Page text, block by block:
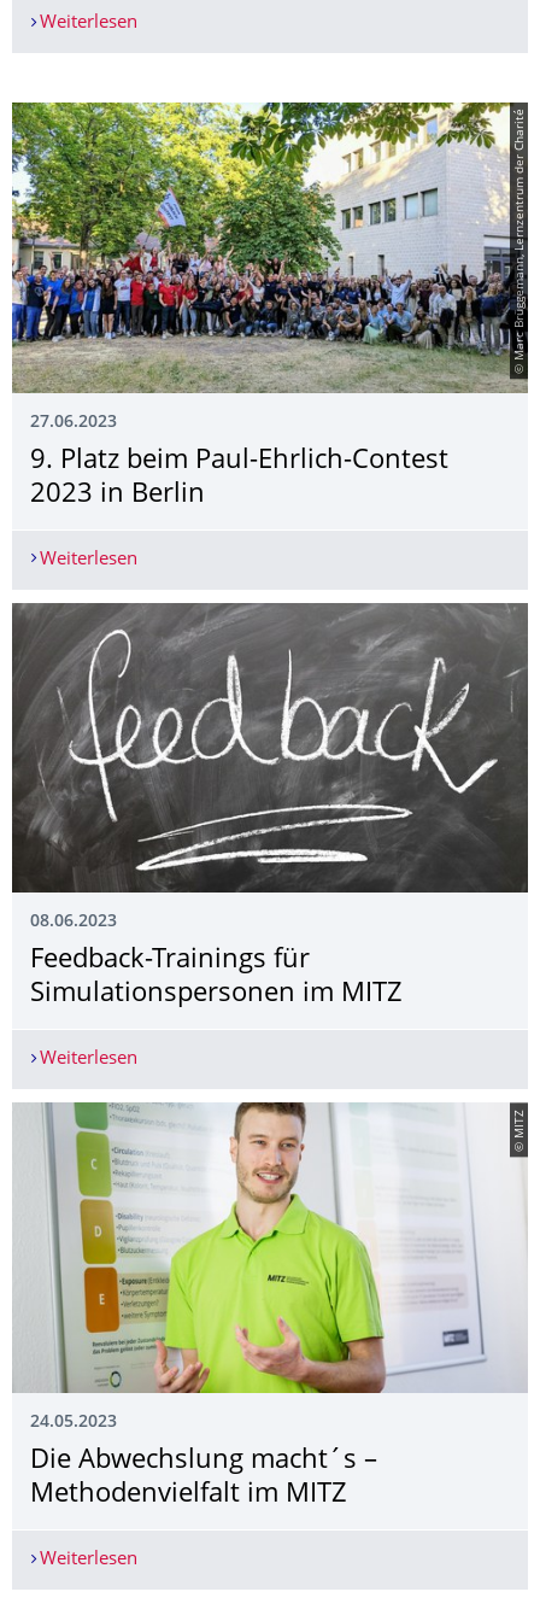
Weiterlesen
© Marc Brüggemann, Lernzentrum der Charité
27.06.2023
9. Platz beim Paul-Ehrlich-Contest
2023 in Berlin
Weiterlesen
08.06.2023
Feedback-Trainings für
Simulationsperso­nen im MITZ
Weiterlesen
© MITZ
24.05.2023
Die Abwechslung macht´s –
Methodenvielfalt im MITZ
Weiterlesen